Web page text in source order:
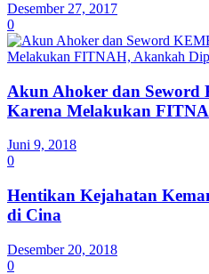
Desember 27, 2017
0
Akun Ahoker dan
Karena Melakukan
Juni 9, 2018
0
Hentikan Kejahatan
di Cina
Desember 20, 2018
0